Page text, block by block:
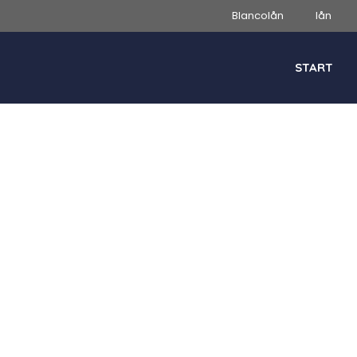
Blancolån lån
START